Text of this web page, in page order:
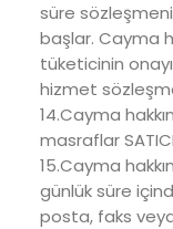
süre
başlar. Cayma
tüketicinin
hizmet
14.Cayma
masraflar
15.Cayma
günlük süre
posta, faks